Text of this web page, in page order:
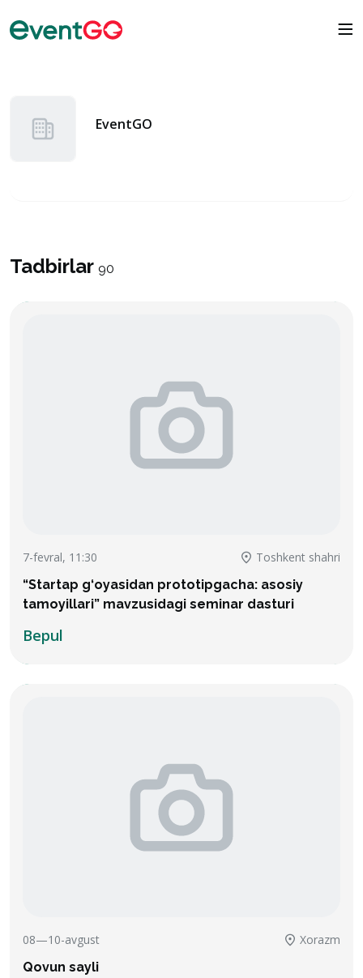
EventGO
Tadbirlar 90
7-fevral, 11:30
Toshkent shahri
“Startap g‘oyasidan prototipgacha: asosiy
tamoyillari” mavzusidagi seminar dasturi
Bepul
08—10-avgust
Xorazm
Qovun sayli